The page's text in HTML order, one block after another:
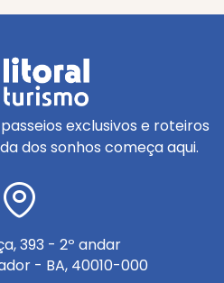
exclusivos e roteiros
dos sonhos começa aqui.
393 - 2º andar
- BA, 40010-000